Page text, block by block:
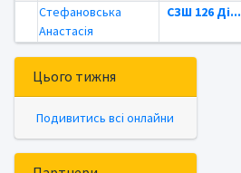
Стефановська
Анастасія
СЗШ 126 Ді...
Цього тижня
Подивитись всі онлайни